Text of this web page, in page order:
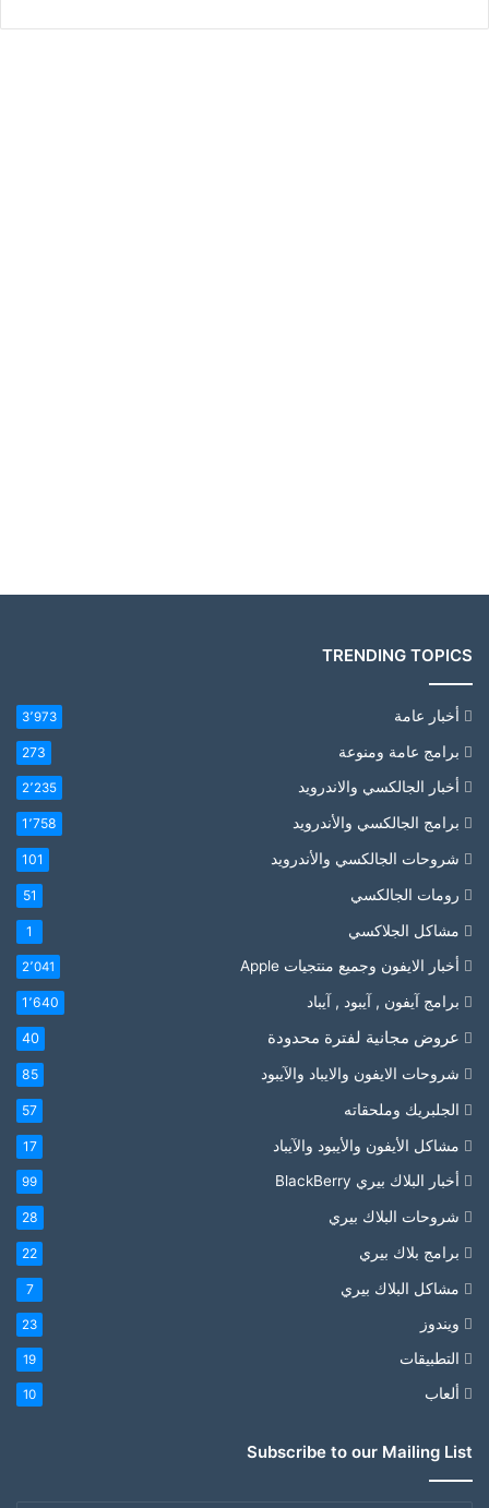
TRENDING TOPICS
أخبار عامة 3٬973
برامج عامة ومنوعة 273
أخبار الجالكسي والاندرويد 2٬235
برامج الجالكسي والأندرويد 1٬758
شروحات الجالكسي والأندرويد 101
رومات الجالكسي 51
مشاكل الجلاكسي 1
أخبار الايفون وجميع منتجيات Apple 2٬041
برامج آيفون , آيبود , آيباد 1٬640
عروض مجانية لفترة محدودة 40
شروحات الايفون والايباد والآيبود 85
الجلبريك وملحقاته 57
مشاكل الأيفون والأيبود والآيباد 17
أخبار البلاك بيري BlackBerry 99
شروحات البلاك بيري 28
برامج بلاك بيري 22
مشاكل البلاك بيري 7
ويندوز 23
التطبيقات 19
ألعاب 10
Subscribe to our Mailing List